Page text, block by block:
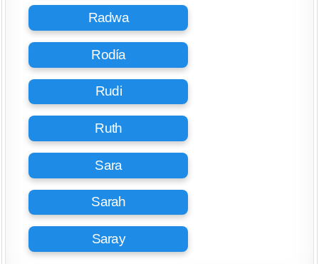
Radwa
Rodía
Rudi
Ruth
Sara
Sarah
Saray